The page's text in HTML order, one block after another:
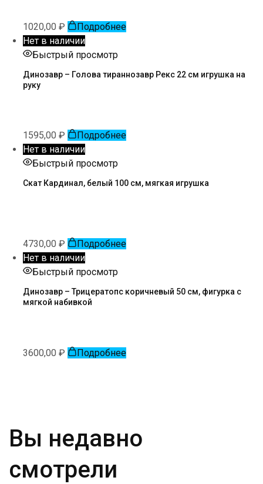
1020,00 ₽
Подробнее
Нет в наличии
Быстрый просмотр
Динозавр – Голова тираннозавр Рекс 22 см игрушка на
руку
1595,00 ₽
Подробнее
Нет в наличии
Быстрый просмотр
Скат Кардинал, белый 100 см, мягкая игрушка
4730,00 ₽
Подробнее
Нет в наличии
Быстрый просмотр
Динозавр – Трицератопс коричневый 50 см, фигурка с
мягкой набивкой
3600,00 ₽ Подробнее
Вы недавно
смотрели